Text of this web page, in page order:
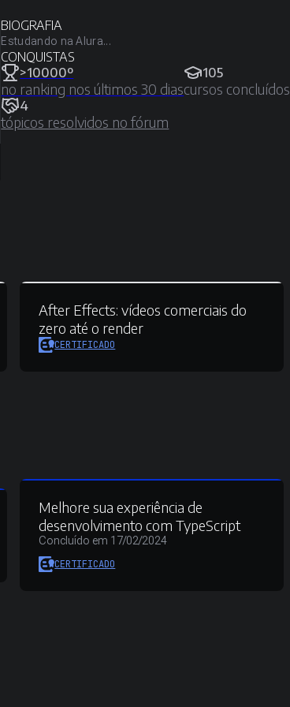
BIOGRAFIA
Estudando na Alura...
CONQUISTAS
>10000º
no ranking nos últimos 30 dias
105
cursos concluídos
4
tópicos resolvidos no fórum
After Effects: vídeos comerciais do
zero até o render
CERTIFICADO
Melhore sua experiência de
desenvolvimento com TypeScript
Concluído em 17/02/2024
CERTIFICADO